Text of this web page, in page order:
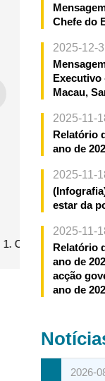
Chefe do
2025-12-
Executivo
Macau,
2025-11-
Relatório
ano de
2025-11-
estar da
2025-11-
Relatório
ano de
acção
ano de
2026-